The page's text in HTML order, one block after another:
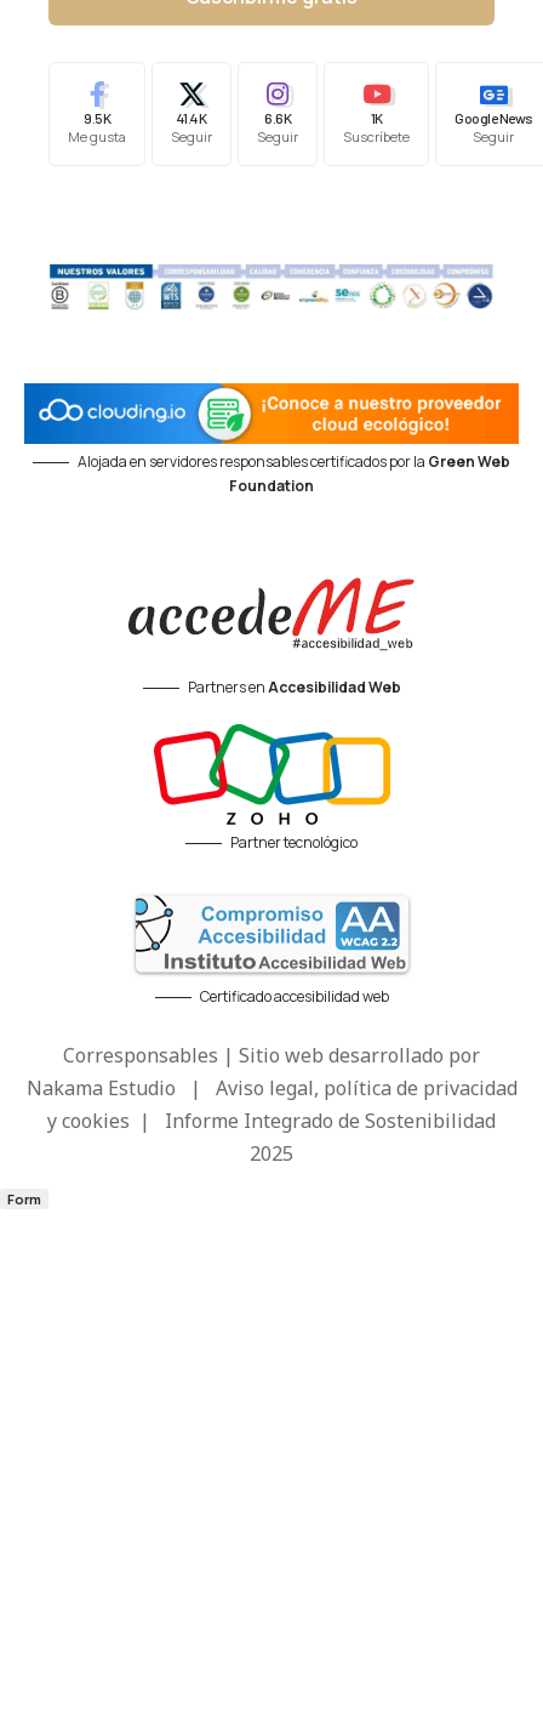
9.5K
Me gusta
41.4K
Seguir
6.6K
Seguir
1K
Suscríbete
Google News
Seguir
Alojada en servidores responsables certificados por la Green Web
Foundation
Partners enAccesibilidad Web
Partner tecnológico
Certificado accesibilidad web
Corresponsables | Sitio web desarrollado por
Nakama Estudio | Aviso legal, política de privacidad
y cookies | Informe Integrado de Sostenibilidad
2025
Form